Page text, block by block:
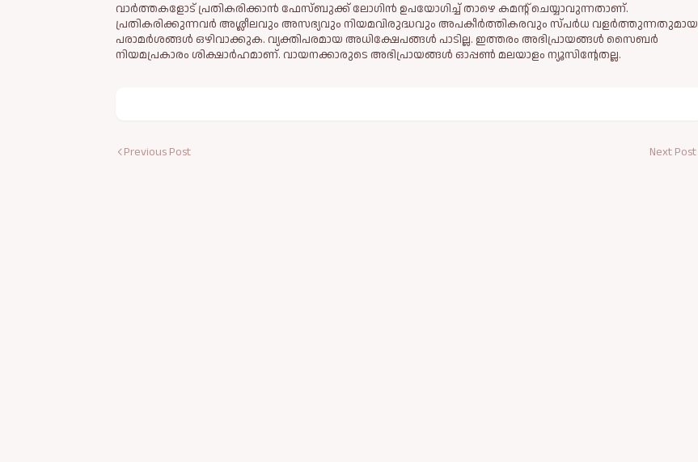
വാർത്തകളോട് പ്രതികരിക്കാൻ ഫേസ്ബുക്ക് ലോഗിൻ ഉപയോഗിച്ച് താഴെ കമന്റ് ചെയ്യാവുന്നതാണ്.
പ്രതികരിക്കുന്നവര്‍ അശ്ലീലവും അസഭ്യവും നിയമവിരുദ്ധവും അപകീര്‍ത്തികരവും സ്പര്‍ധ വളര്‍ത്തുന്നതുമായ
പരാമര്‍ശങ്ങള്‍ ഒഴിവാക്കുക. വ്യക്തിപരമായ അധിക്ഷേപങ്ങള്‍ പാടില്ല. ഇത്തരം അഭിപ്രായങ്ങള്‍ സൈബര്‍
നിയമപ്രകാരം ശിക്ഷാര്‍ഹമാണ്. വായനക്കാരുടെ അഭിപ്രായങ്ങള്‍ ഓപ്പൺ മലയാളം ന്യൂസിന്റേതല്ല.
Previous Post Next Post